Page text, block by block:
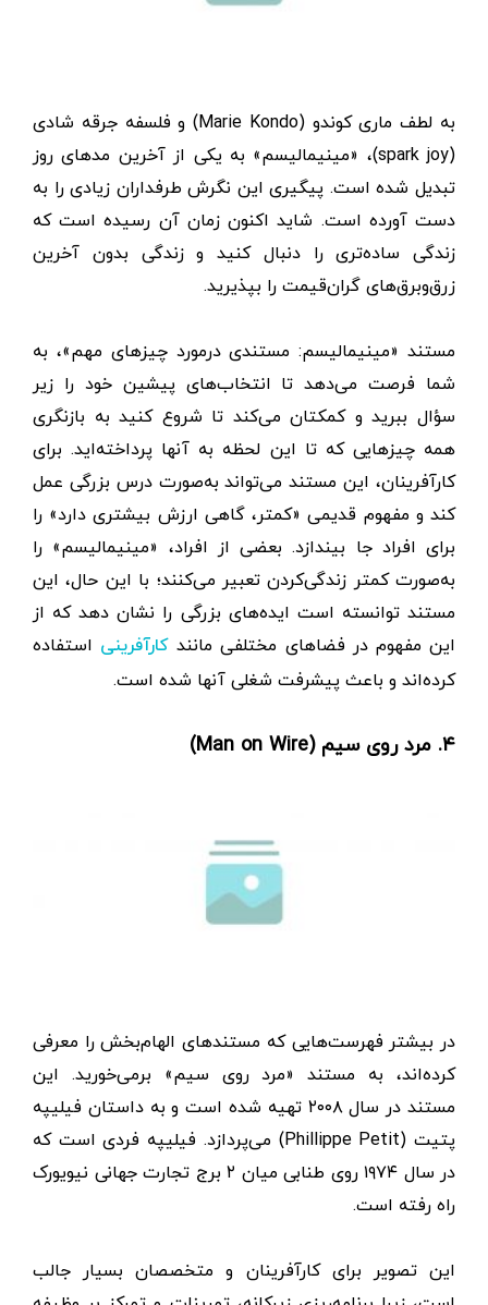
به لطف ماری کوندو (Marie Kondo) و فلسفه جرقه شادی
(spark joy)، «مینیمالیسم» به یکی از آخرین مدهای روز
تبدیل شده است. پیگیری این نگرش طرفداران زیادی را به
دست آورده است. شاید اکنون زمان آن رسیده است که
زندگی ساده‌تری را دنبال کنید و زندگی بدون آخرین
زرق‌وبرق‌های گران‌قیمت را بپذیرید.
مستند «مینیمالیسم: مستندی درمورد چیزهای مهم»، به
شما فرصت می‌دهد تا انتخاب‌های پیشین خود را زیر
سؤال ببرید و کمکتان می‌کند تا شروع کنید به بازنگری
همه چیزهایی که تا این لحظه به آنها پرداخته‌اید. برای
کارآفرینان، این مستند می‌تواند به‌صورت درس بزرگی عمل
کند و مفهوم قدیمی «کمتر، گاهی ارزش بیشتری دارد» را
برای افراد جا بیندازد. بعضی از افراد، «مینیمالیسم» را
به‌صورت کمتر زندگی‌کردن تعبیر می‌کنند؛ با این حال، این
مستند توانسته است ایده‌های بزرگی را نشان دهد که از
این مفهوم در فضاهای مختلفی مانند کارآفرینی استفاده
کرده‌اند و باعث پیشرفت شغلی آنها شده است.
۴. مرد روی سیم (Man on Wire)
در بیشتر فهرست‌هایی که مستندهای الهام‌بخش را معرفی
کرده‌اند، به مستند «مرد روی سیم» بر‌می‌خورید. این
مستند در سال ۲۰۰۸ تهیه شده است و به داستان فیلیپه
پتیت (Phillippe Petit) می‌پردازد. فیلیپه فردی است که
در سال ۱۹۷۴ روی طنابی میان ۲ برج تجارت جهانی نیویورک
راه رفته است.
این تصویر برای کارآفرینان و متخصصان بسیار جالب